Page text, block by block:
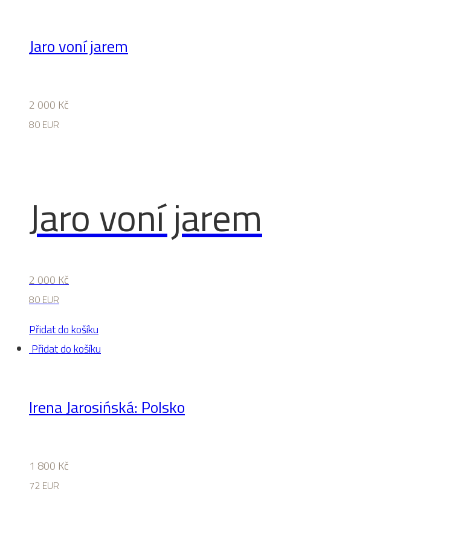
Jaro voní jarem
2 000 Kč
80 EUR
Jaro voní jarem
2 000Kč
80 EUR
Přidat do košíku
Přidat do košíku
Irena Jarosińská: Polsko
1 800 Kč
72 EUR